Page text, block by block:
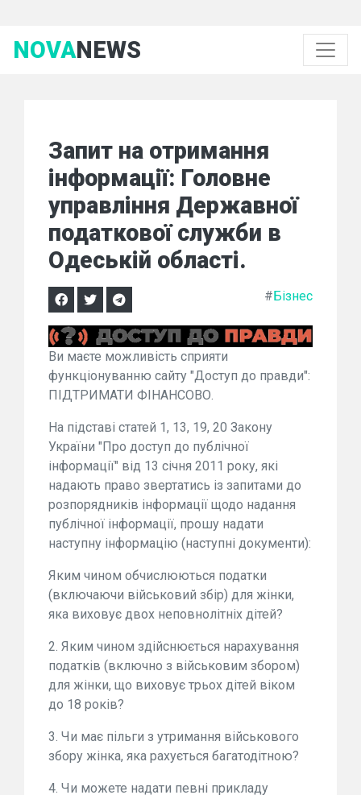
NOVANEWS
Запит на отримання
інформації: Головне
управління Державної
податкової служби в
Одеській області.
#Бізнес
Ви маєте можливість сприяти
функціонуванню сайту "Доступ до правди":
ПІДТРИМАТИ ФІНАНСОВО.
На підставі статей 1, 13, 19, 20 Закону
України "Про доступ до публічної
інформації" від 13 січня 2011 року, які
надають право звертатись із запитами до
розпорядників інформації щодо надання
публічної інформації, прошу надати
наступну інформацію (наступні документи):
Яким чином обчислюються податки
(включаючи військовий збір) для жінки,
яка виховує двох неповнолітніх дітей?
2. Яким чином здійснюється нарахування
податків (включно з військовим збором)
для жінки, що виховує трьох дітей віком
до 18 років?
3. Чи має пільги з утримання військового
збору жінка, яка рахується багатодітною?
4. Чи можете надати певні прикладу